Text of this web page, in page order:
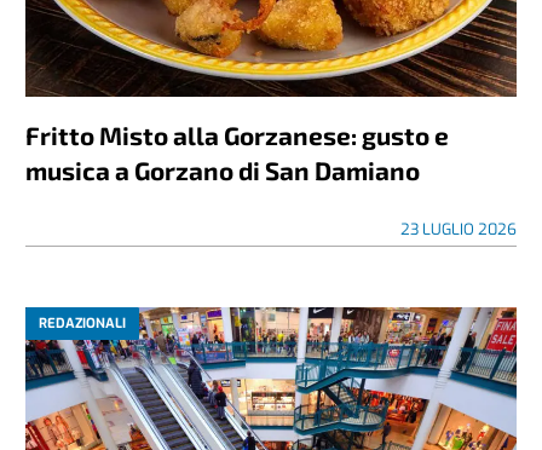
Fritto Misto alla Gorzanese: gusto e
musica a Gorzano di San Damiano
23 LUGLIO 2026
REDAZIONALI